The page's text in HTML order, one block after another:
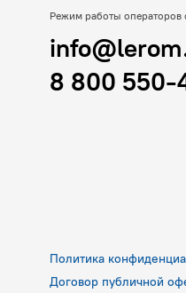
Режим работы операторов
8 800 550-
Политика
Договор публичной